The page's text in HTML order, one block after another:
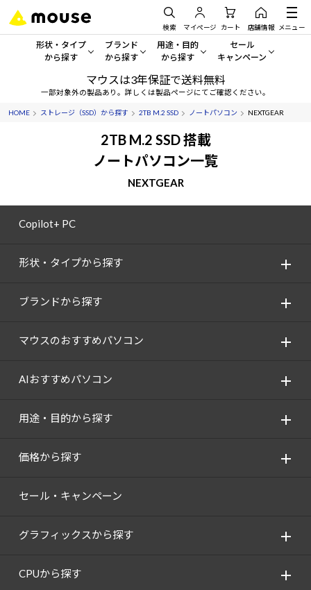
検索 マイページ カート 店舗情報 メニュー
形状・タイプ
から探す
形状・タイプから探す をすべてみる
デスクトップPC
サーバー
ブランド
から探す
mouse
G TUNE
用途・目的
から探す
一般向けパソコン
ゲーミングPC・ゲーム向けパソコン
クリエイティブ向け
ビジネス向けパソコン
セール
キャンペーン
セール・キャンペー
期間限定セール
マウスは3年保証で送料無料
一部対象外の製品あり。詳しくは製品ページにてご確認ください。
HOME ストレージ（SSD）から探す 2TB M.2 SSD ノートパソコン NEXTGEAR
2TB M.2 SSD 搭載
ノートパソコン一覧
NEXTGEAR
Copilot+ PC
形状・タイプから探す
ブランドから探す
マウスのおすすめパソコン
AIおすすめパソコン
用途・目的から探す
価格から探す
セール・キャンペーン
グラフィックスから探す
CPUから探す